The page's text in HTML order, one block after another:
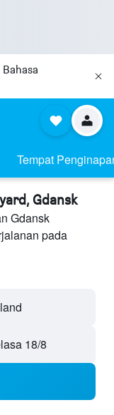
Tempat
Gdansk
Gdansk
pada
18/8